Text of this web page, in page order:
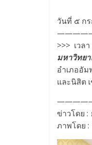
วันที่ ๕ ก
>>> เวล
มหาวิทย
อำเภออั
และนิสิต
ข่าวโดย :
ภาพโดย :